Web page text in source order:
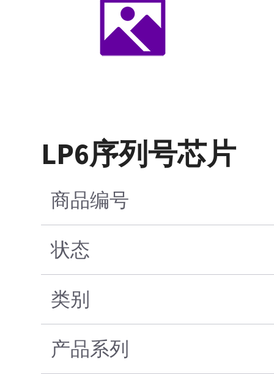
LP6序列号芯片
商品编号
状态
类别
产品系列